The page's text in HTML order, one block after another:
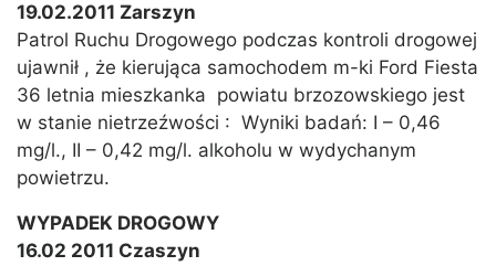
19.02.2011 Zarszyn
Patrol Ruchu Drogowego podczas kontroli drogowej
ujawnił , że kierująca samochodem m-ki Ford Fiesta
36 letnia mieszkanka powiatu brzozowskiego jest
w stanie nietrzeźwości : Wyniki badań: I – 0,46
mg/l., II – 0,42 mg/l. alkoholu w wydychanym
powietrzu.
WYPADEK DROGOWY
16.02 2011 Czaszyn